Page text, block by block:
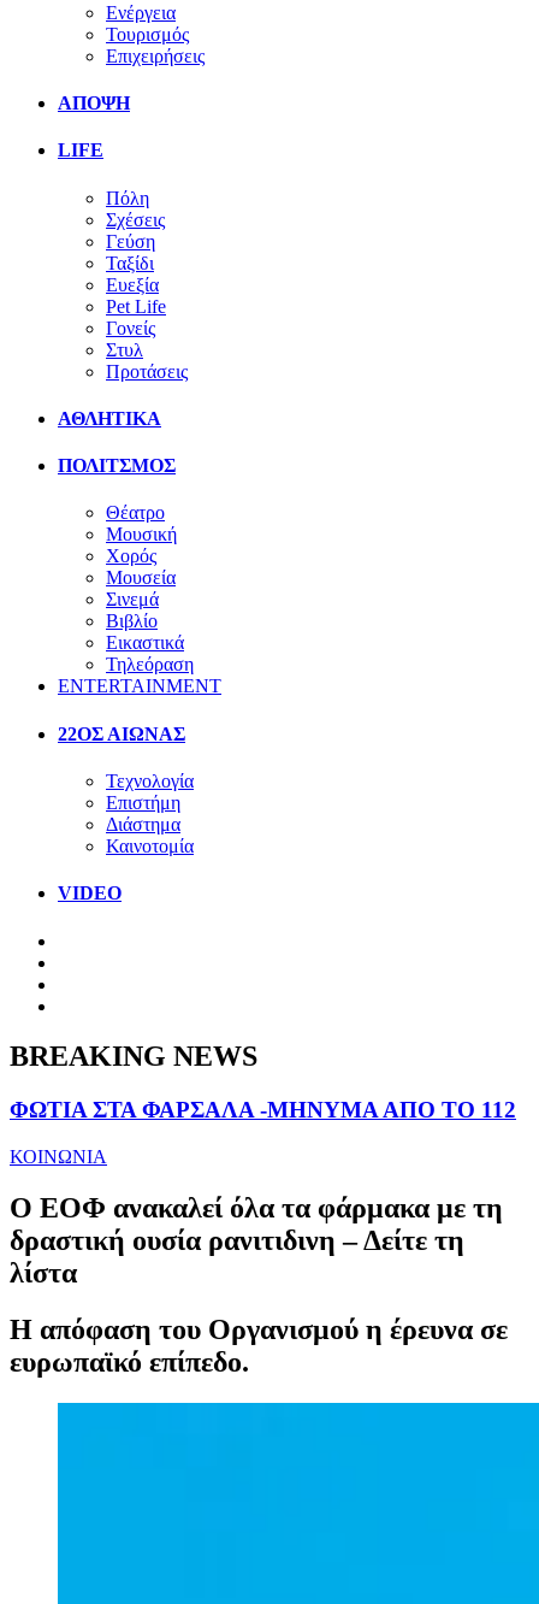
Ενέργεια
Τουρισμός
Επιχειρήσεις
ΑΠΟΨΗ
LIFE
Πόλη
Σχέσεις
Γεύση
Ταξίδι
Ευεξία
Pet Life
Γονείς
Στυλ
Προτάσεις
ΑΘΛΗΤΙΚΑ
ΠΟΛΙΤΣΜΟΣ
Θέατρο
Μουσική
Χορός
Μουσεία
Σινεμά
Βιβλίο
Εικαστικά
Τηλεόραση
ENTERTAINMENT
22ΟΣ ΑΙΩΝΑΣ
Τεχνολογία
Επιστήμη
Διάστημα
Καινοτομία
VIDEO
BREAKING NEWS
ΦΩΤΙΑ ΣΤΑ ΦΑΡΣΑΛΑ -ΜΗΝΥΜΑ ΑΠΟ ΤΟ 112
ΚΟΙΝΩΝΙΑ
Ο ΕΟΦ ανακαλεί όλα τα φάρμακα με τη
δραστική ουσία ρανιτιδινη – Δείτε τη
λίστα
Η απόφαση του Οργανισμού η έρευνα σε
ευρωπαϊκό επίπεδο.